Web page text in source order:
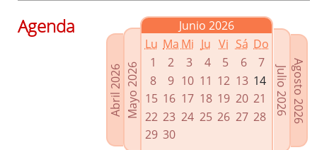
Grupos Políticos
Enlaces relacionados
Agenda de Presidencia
Plenos provinciales y Juntas de gobierno
Abril 2026Mayo 2026
Junio 2026
Lu Ma Mi Ju Vi Sá Do
1
2 3 4 5 6
7
8
9 10 11 12 13 14
15 16 17 18 19 20 21
22 23 24 25 26 27 28
29 30
Agosto 2026
Julio 2026
Agenda